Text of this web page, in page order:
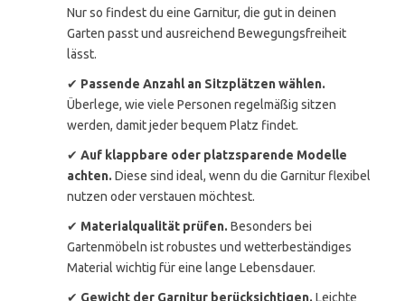
Nur so findest du eine Garnitur, die gut in deinen
Garten passt und ausreichend Bewegungsfreiheit
lässt.
✔ Passende Anzahl an Sitzplätzen wählen.
Überlege, wie viele Personen regelmäßig sitzen
werden, damit jeder bequem Platz findet.
✔ Auf klappbare oder platzsparende Modelle
achten. Diese sind ideal, wenn du die Garnitur flexibel
nutzen oder verstauen möchtest.
✔ Materialqualität prüfen. Besonders bei
Gartenmöbeln ist robustes und wetterbeständiges
Material wichtig für eine lange Lebensdauer.
✔ Gewicht der Garnitur berücksichtigen. Leichte